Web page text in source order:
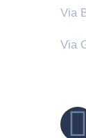
Via
Via